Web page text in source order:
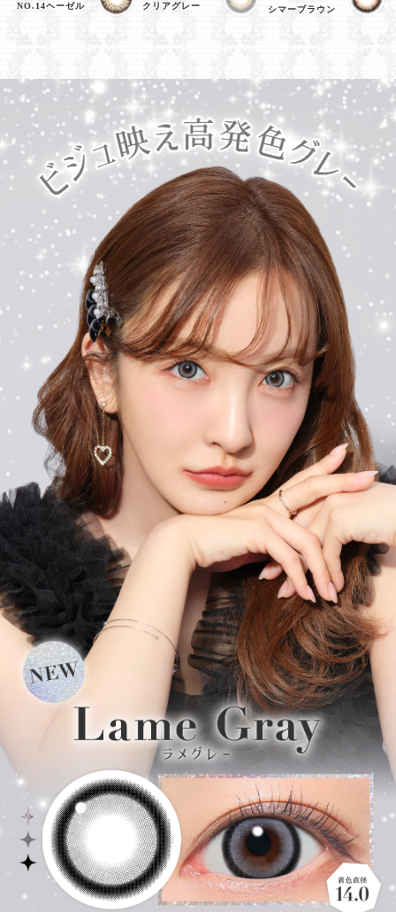
NO.14ヘーゼル クリアグレー シマーブラウン